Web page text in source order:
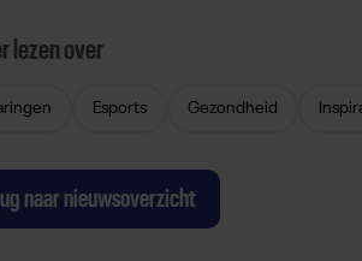
lezen over
Esports Gezondheid
naar nieuwsoverzicht